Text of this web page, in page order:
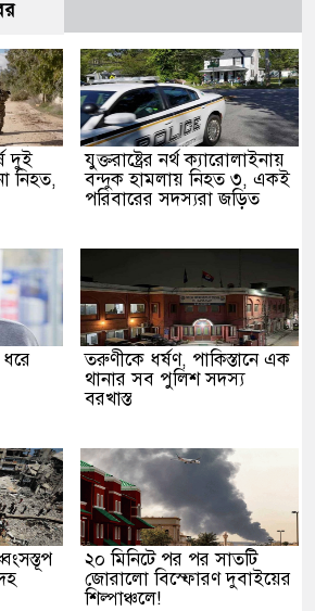
দুই
নিহত,
যুক্তরাষ্ট্রের নর্থ ক্যারোলাইনায়
বন্দুক হামলায় নিহত ৩, একই
পরিবারের সদস্যরা জড়িত
তরুণীকে ধর্ষণ, পাকিস্তানে এক
থানার সব পুলিশ সদস্য
বরখাস্ত
২০ মিনিটে পর পর সাতটি
জোরালো বিস্ফোরণ দুবাইয়ের
শিল্পাঞ্চলে!